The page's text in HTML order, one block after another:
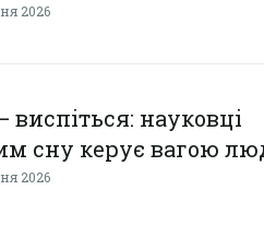
2026
науковці
сну керує вагою
2026